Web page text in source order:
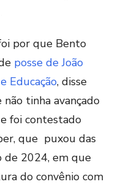
por que Bento
posse de João
Educação, disse
tinha avançado
foi contestado
que puxou das
de 2024, em que
do convênio com